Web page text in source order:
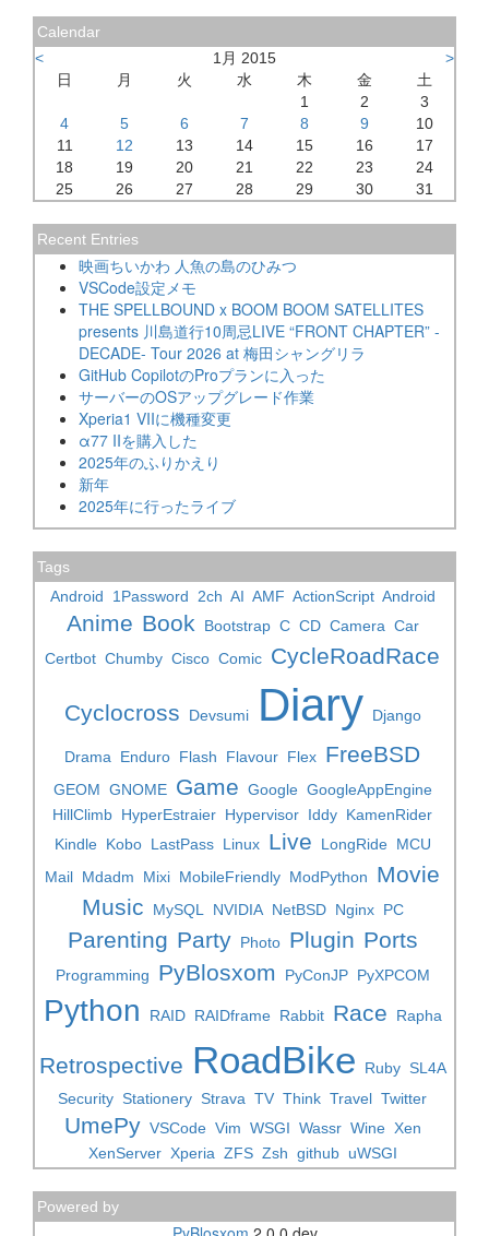
Calendar
<
1月 2015
>
日
月 火 水 木 金
土
1
2
3
4
5 6 7 8 9
10
11
12 13 14 15 16
17
18
19 20 21 22 23
24
25
26 27 28 29 30 31
Recent Entries
映画ちいかわ 人魚の島のひみつ
VSCode設定メモ
THE SPELLBOUND x BOOM BOOM SATELLITES
presents 川島道行10周忌LIVE “FRONT CHAPTER” -
DECADE- Tour 2026 at 梅田シャングリラ
GitHub CopilotのProプランに入った
サーバーのOSアップグレード作業
Xperia1 VIIに機種変更
α77 IIを購入した
2025年のふりかえり
新年
2025年に行ったライブ
Tags
Android
1Password 2ch AI AMF ActionScript Android
Anime Book Bootstrap C CD Camera Car
Certbot Chumby Cisco Comic CycleRoadRace
Cyclocross Devsumi Diary Django
Drama Enduro Flash Flavour Flex FreeBSD
GEOM GNOME Game Google GoogleAppEngine
HillClimb HyperEstraier Hypervisor Iddy KamenRider
Kindle Kobo LastPass Linux Live LongRide MCU
Mail Mdadm Mixi MobileFriendly ModPython
Movie
Music
MySQL NVIDIA NetBSD Nginx PC
Parenting Party Photo Plugin Ports
Programming PyBlosxom PyConJP PyXPCOM
Python RAID RAIDframe Rabbit Race Rapha
Retrospective RoadBike Ruby SL4A
Security Stationery Strava TV Think Travel Twitter
UmePy VSCode Vim WSGI Wassr Wine Xen
XenServer Xperia ZFS Zsh github uWSGI
Powered by